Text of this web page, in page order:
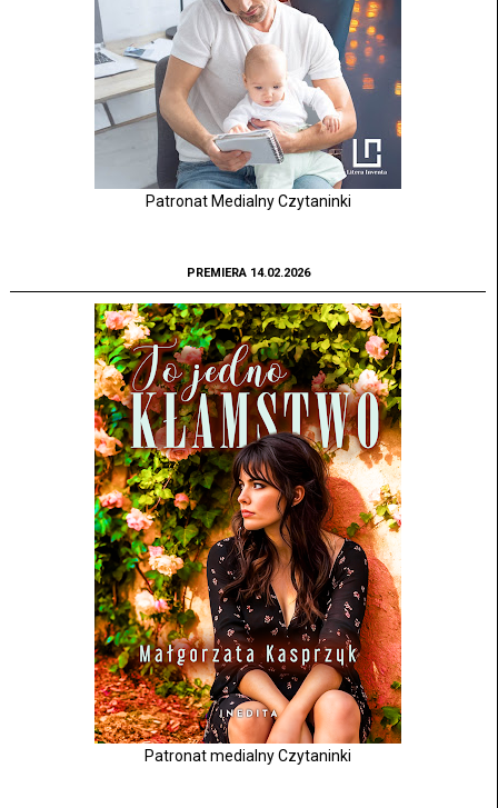
Patronat Medialny Czytaninki
PREMIERA 14.02.2026
Patronat medialny Czytaninki